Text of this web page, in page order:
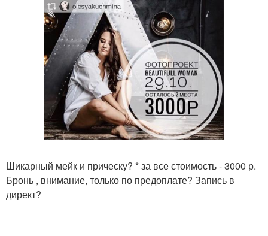
Шикарный мейк и прическу? * за все стоимость - 3000 р.
Бронь , внимание, только по предоплате? Запись в
директ?